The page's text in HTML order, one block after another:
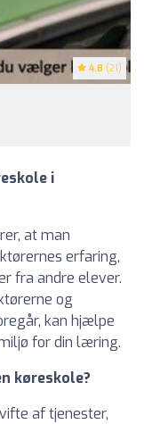
4.8 (21)
i
at man
erfaring,
fra andre elever.
og
kan hjælpe
for din læring.
køreskole?
af tjenester,